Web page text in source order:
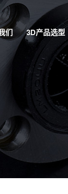
们 3D产品选型